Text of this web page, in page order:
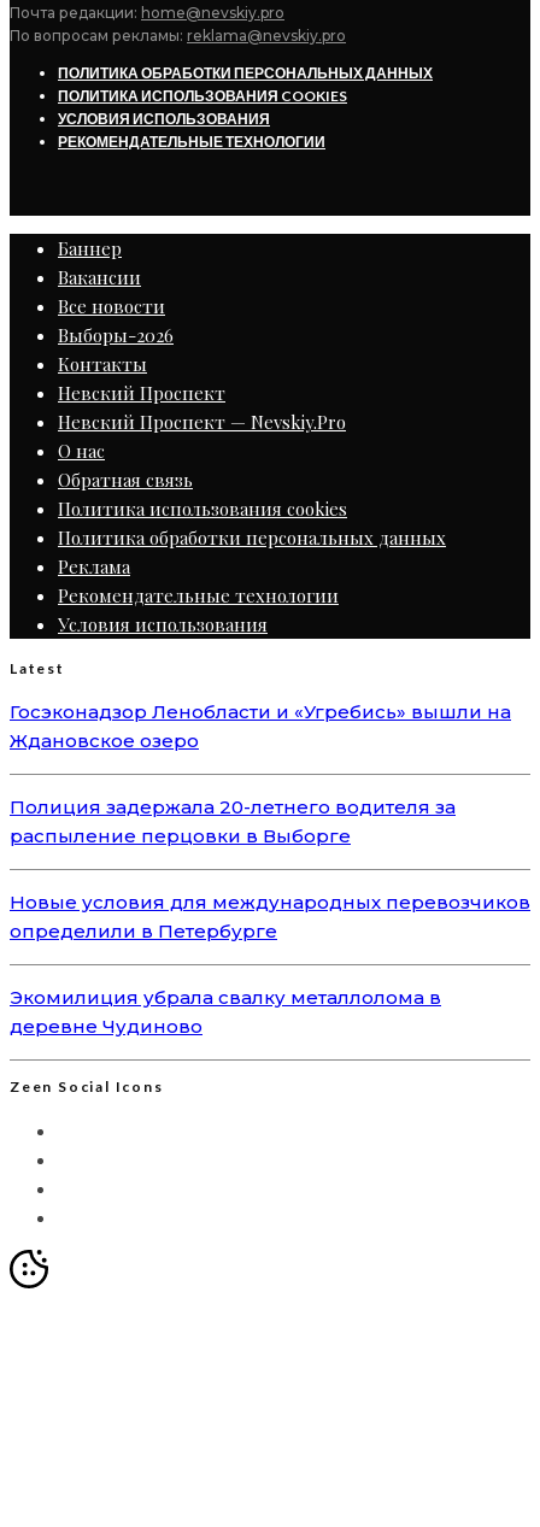
Почта редакции: home@nevskiy.pro
По вопросам рекламы: reklama@nevskiy.pro
ПОЛИТИКА ОБРАБОТКИ ПЕРСОНАЛЬНЫХ ДАННЫХ
ПОЛИТИКА ИСПОЛЬЗОВАНИЯ COOKIES
УСЛОВИЯ ИСПОЛЬЗОВАНИЯ
РЕКОМЕНДАТЕЛЬНЫЕ ТЕХНОЛОГИИ
Баннер
Вакансии
Все новости
Выборы-2026
Контакты
Невский Проспект
Невский Проспект — Nevskiy.Pro
О нас
Обратная связь
Политика использования cookies
Политика обработки персональных данных
Реклама
Рекомендательные технологии
Условия использования
Latest
Госэконадзор Ленобласти и «Угребись» вышли на
Ждановское озеро
Полиция задержала 20-летнего водителя за
распыление перцовки в Выборге
Новые условия для международных перевозчиков
определили в Петербурге
Экомилиция убрала свалку металлолома в
деревне Чудиново
Zeen Social Icons